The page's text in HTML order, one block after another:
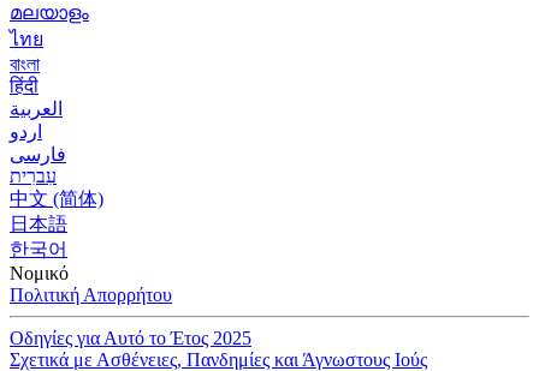
മലയാളം
ไทย
বাংলা
हिंदी
العربية
اردو
فارسی
עִברִית
中文 (简体)
日本語
한국어
Νομικό
Πολιτική Απορρήτου
Οδηγίες για Αυτό το Έτος 2025
Σχετικά με Ασθένειες, Πανδημίες και Άγνωστους Ιούς